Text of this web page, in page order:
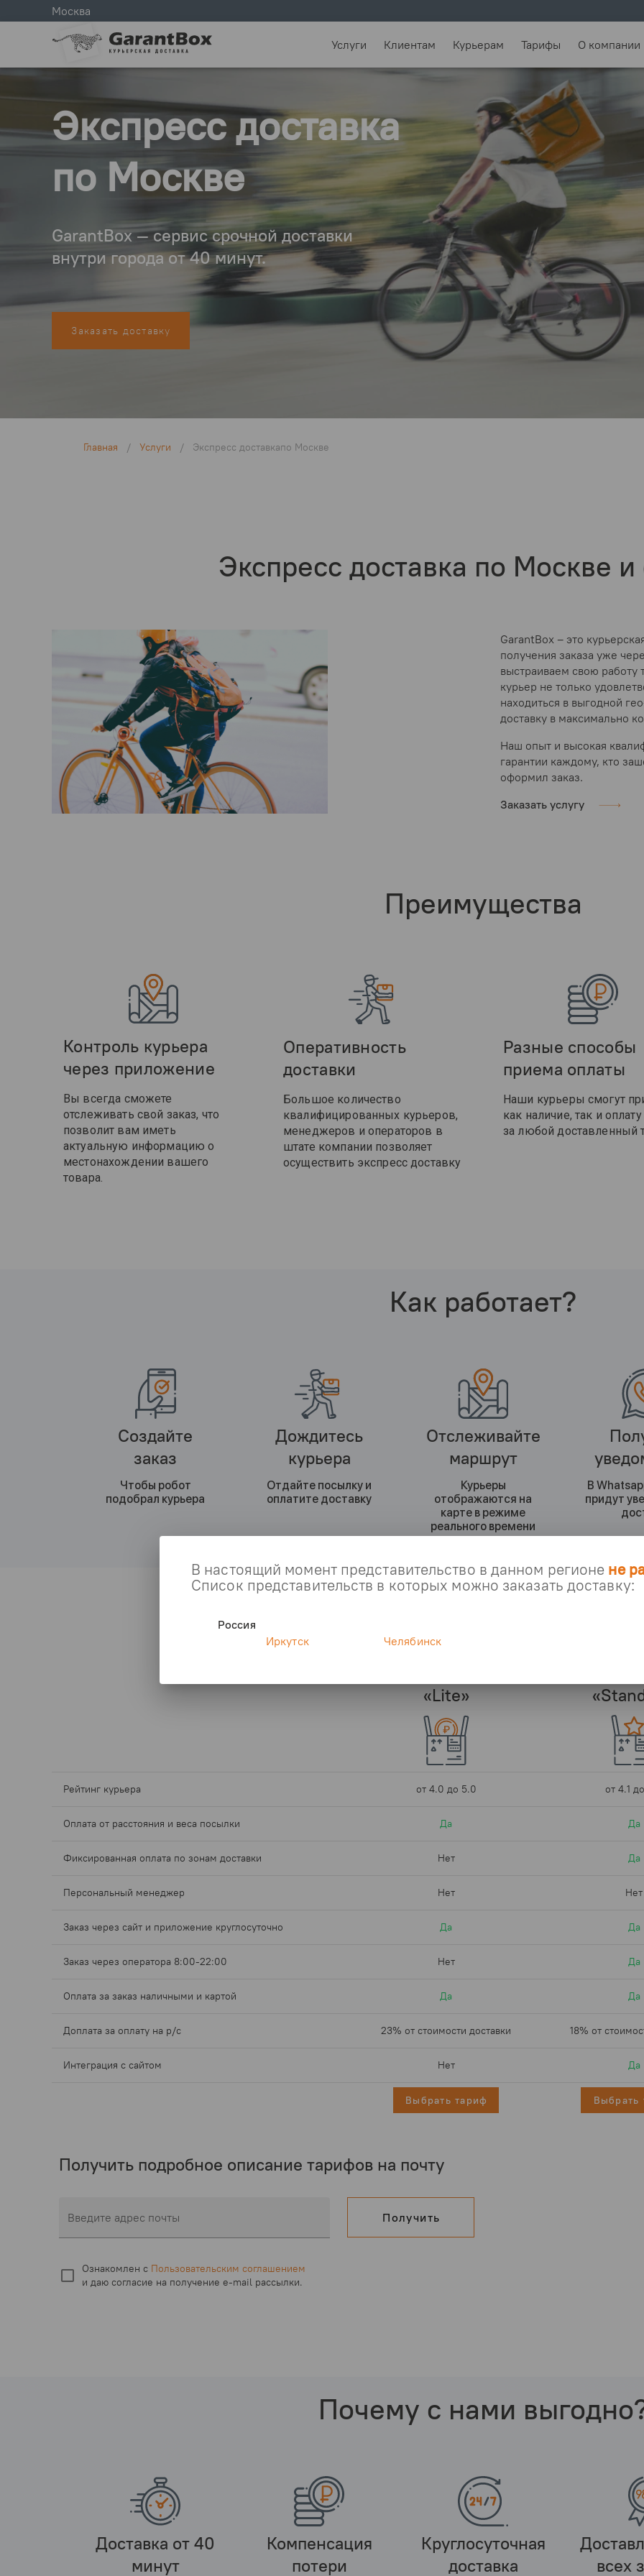
Москва
Услуги Клиентам Курьерам Тарифы О компании
Экспресс доставка
по Москве
GarantBox — сервис срочной доставки
внутри города от 40 минут.
Заказать доставку
Главная / Услуги / Экспресс доставкапо Москве
Экспресс доставка по Москве и
GarantBox – это
получения заказа уже
выстраиваем свою работу
курьер не только
находиться в выгодной
доставку в максимально
Наш опыт и высокая
гарантии каждому, кто
оформил заказ.
Заказать услугу
Преимущества
Контроль курьера
через приложение
Вы всегда сможете
отслеживать свой заказ, что
позволит вам иметь
актуальную информацию о
местонахождении вашего
товара.
Оперативность
доставки
Большое количество
квалифицированных курьеров,
менеджеров и операторов в
штате компании позволяет
осуществить экспресс доставку
Разные способы
приема оплаты
Наши курьеры смогут
как наличие, так и
за любой доставленный
Как работает?
Создайте
заказ
Чтобы робот
подобрал курьера
Дождитесь
курьера
Отдайте посылку и
оплатите доставку
Отслеживайте
маршрут
Курьеры
отображаются на
карте в режиме
реального времени
В
придут
«Lite»
Рейтинг курьера от 4.0 до 5.0 от 4.1
Оплата от расстояния и веса посылки Да Да
Фиксированная оплата по зонам доставки Нет Да
Персональный менеджер Нет Нет
Заказ через сайт и приложение круглосуточно Да Да
Заказ через оператора 8:00-22:00 Нет Да
Оплата за заказ наличными и картой Да Да
Доплата за оплату на р/с 23% от стоимости доставки 18% от
Интеграция с сайтом Нет Да
Выбрать тариф Выбрать
Получить подробное описание тарифов на почту
Введите адрес почты Получить
Ознакомлен с Пользовательским соглашением
и даю согласие на получение e-mail рассылки.
Почему с нами
Доставка от 40
минут
Компенсация
потери
Круглосуточная
доставка
всех
В настоящий момент представительство в данном регионе не
Список представительств в которых можно заказать доставку:
Россия
Иркутск
Челябинск